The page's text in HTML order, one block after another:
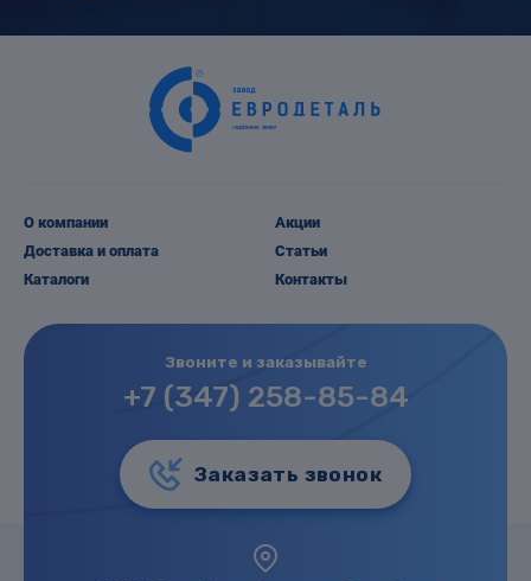
О компании
Доставка и оплата
Каталоги
Акции
Статьи
Контакты
Звоните и заказывайте
+7 (347) 258-85-84
Заказать звонок